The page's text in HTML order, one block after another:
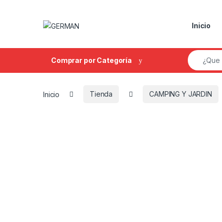
Inicio
Comprar por Categoría
Search for:
Inicio Tienda CAMPING Y JARDIN